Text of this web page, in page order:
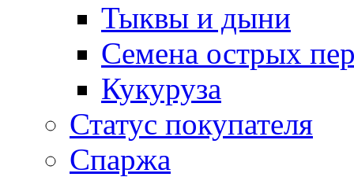
Тыквы и дыни
Семена острых
Кукуруза
Статус покупателя
Спаржа